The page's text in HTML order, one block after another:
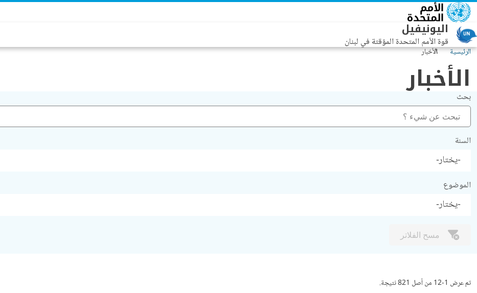
تجاوز إلى المحتوى الرئيسي
اليونيفيل
قوة الأمم المتحدة المؤقتة في لبنان
الرئيسية الأخبار
الأخبار
بحث
السنة
الموضوع
مسح الفلاتر
تم عرض 1-12 من أصل 821 نتيجة.